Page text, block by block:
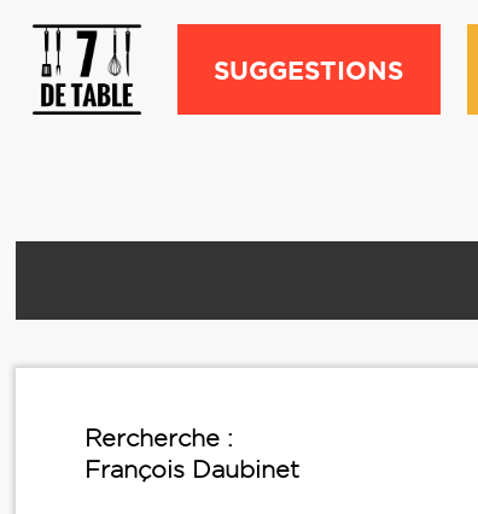
SUGGESTIONS
Rercherche :
François Daubinet